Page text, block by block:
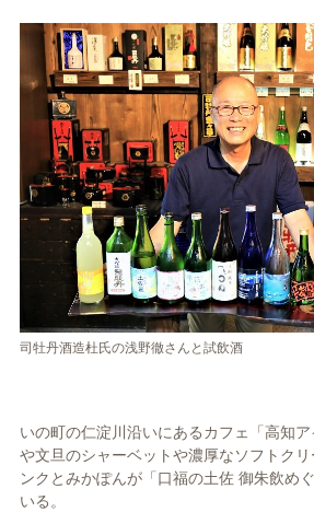
司牡丹酒造杜氏の浅野徹さんと試飲酒
いの町の仁淀川沿いにあるカフェ「高知
や文旦のシャーベットや濃厚なソフトク
ンクとみかぽんが「口福の土佐 御朱飲め
いる。